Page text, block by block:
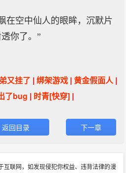
在空中仙人的眼眸，沉默片
你了。”
又挂了 | 绑架游戏 | 黄金假面人|
了bug | 时青[快穿] |
返回目录 下一章
互联网，如发现侵犯你权益、违背法律的漫